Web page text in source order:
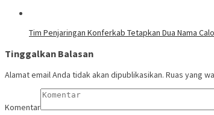
Tim Penjaringan Konferkab Tetapkan Dua Nama
Tinggalkan Balasan
Alamat email Anda tidak akan dipublikasikan. Ruas yang
Komentar